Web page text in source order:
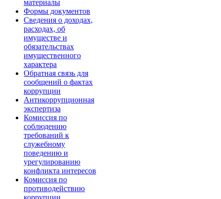
материалы
Формы документов
Сведения о доходах,
расходах, об
имуществе и
обязательствах
имущественного
характера
Обратная связь для
сообщений о фактах
коррупции
Антикоррупционная
экспертиза
Комиссия по
соблюдению
требований к
служебному
поведению и
урегулированию
конфликта интересов
Комиссия по
противодействию
коррупции